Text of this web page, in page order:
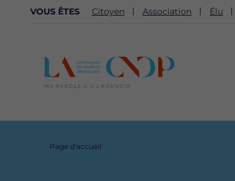
NAVIGATION
VOUS ÊTES Citoyen Association Élu
Fil
Page d'accueil